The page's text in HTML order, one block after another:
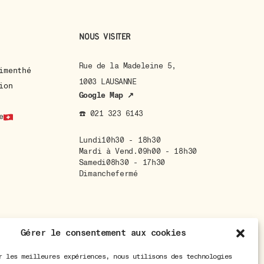
Gérer le consentement aux cookies
meilleures expériences, nous utilisons des technologies
Nous visiter
Rue de la Madeleine 5,
1003 LAUSANNE
Google Map ↗
☎️ 021 323 6143
Lundi10h30 - 18h30
Mardi à Vend.09h00 - 18h30
Samedi08h30 - 17h30
Dimanchefermé